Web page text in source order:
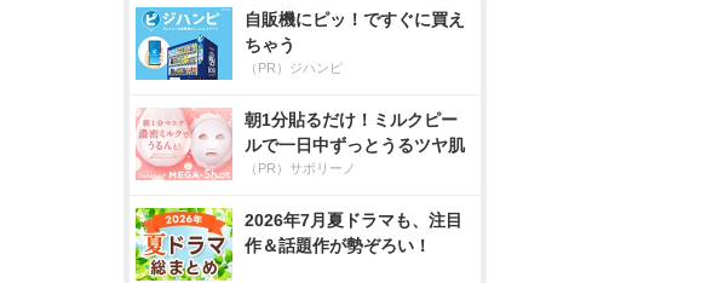
自販機にピッ！ですぐに買え
ちゃう
（PR）ジハンピ
朝1分貼るだけ！ミルクピー
ルで一日中ずっとうるツヤ肌
（PR）サボリーノ
2026年7月夏ドラマも、注目
作＆話題作が勢ぞろい！